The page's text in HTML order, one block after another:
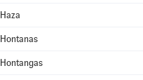
Haza
Hontanas
Hontangas